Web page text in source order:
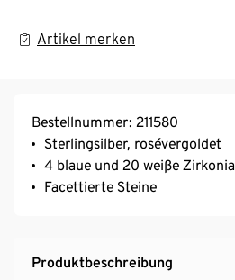
Artikel merken
Bestellnummer: 211580
Sterlingsilber, rosévergoldet
4 blaue und 20 weiße Zirkonia
Facettierte Steine
Produktbeschreibung